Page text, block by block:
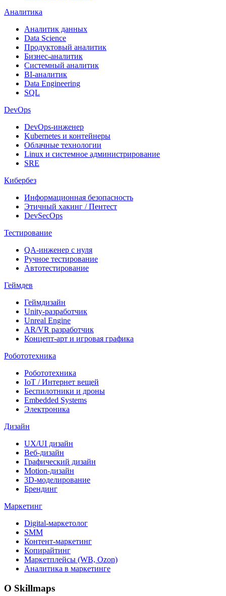
Аналитика
Аналитик данных
Data Science
Продуктовый аналитик
Бизнес-аналитик
Системный аналитик
BI-аналитик
Data Engineering
SQL
DevOps
DevOps-инженер
Kubernetes и контейнеры
Облачные технологии
Linux и системное администрирование
SRE
Кибербез
Информационная безопасность
Этичный хакинг / Пентест
DevSecOps
Тестирование
QA-инженер с нуля
Ручное тестирование
Автотестирование
Геймдев
Геймдизайн
Unity-разработчик
Unreal Engine
AR/VR разработчик
Концепт-арт и игровая графика
Робототехника
Робототехника
IoT / Интернет вещей
Беспилотники и дроны
Embedded Systems
Электроника
Дизайн
UX/UI дизайн
Веб-дизайн
Графический дизайн
Motion-дизайн
3D-моделирование
Брендинг
Маркетинг
Digital-маркетолог
SMM
Контент-маркетинг
Копирайтинг
Маркетплейсы (WB, Ozon)
Аналитика в маркетинге
О Skillmaps